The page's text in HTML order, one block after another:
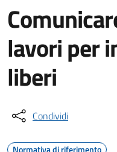
lavori per
liberi
Condividi
Normativa di riferimento